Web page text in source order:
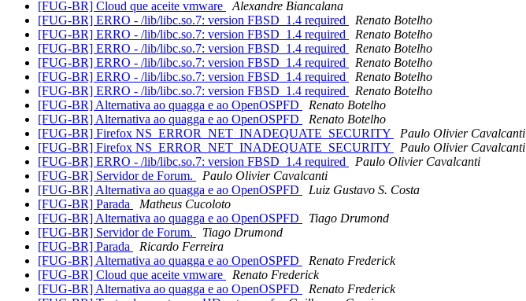
[FUG-BR] Cloud que aceite vmware
Alexandre Biancalana
[FUG-BR] ERRO - /lib/libc.so.7: version FBSD_1.4 required
Renato Botelho
[FUG-BR] ERRO - /lib/libc.so.7: version FBSD_1.4 required
Renato Botelho
[FUG-BR] ERRO - /lib/libc.so.7: version FBSD_1.4 required
Renato Botelho
[FUG-BR] ERRO - /lib/libc.so.7: version FBSD_1.4 required
Renato Botelho
[FUG-BR] ERRO - /lib/libc.so.7: version FBSD_1.4 required
Renato Botelho
[FUG-BR] ERRO - /lib/libc.so.7: version FBSD_1.4 required
Renato Botelho
[FUG-BR] Alternativa ao quagga e ao OpenOSPFD
Renato Botelho
[FUG-BR] Alternativa ao quagga e ao OpenOSPFD
Renato Botelho
[FUG-BR] Firefox NS_ERROR_NET_INADEQUATE_SECURITY
Paulo Olivier Cavalcanti
[FUG-BR] Firefox NS_ERROR_NET_INADEQUATE_SECURITY
Paulo Olivier Cavalcanti
[FUG-BR] ERRO - /lib/libc.so.7: version FBSD_1.4 required
Paulo Olivier Cavalcanti
[FUG-BR] Servidor de Forum.
Paulo Olivier Cavalcanti
[FUG-BR] Alternativa ao quagga e ao OpenOSPFD
Luiz Gustavo S. Costa
[FUG-BR] Parada
Matheus Cucoloto
[FUG-BR] Alternativa ao quagga e ao OpenOSPFD
Tiago Drumond
[FUG-BR] Servidor de Forum.
Tiago Drumond
[FUG-BR] Parada
Ricardo Ferreira
[FUG-BR] Alternativa ao quagga e ao OpenOSPFD
Renato Frederick
[FUG-BR] Cloud que aceite vmware
Renato Frederick
[FUG-BR] Alternativa ao quagga e ao OpenOSPFD
Renato Frederick